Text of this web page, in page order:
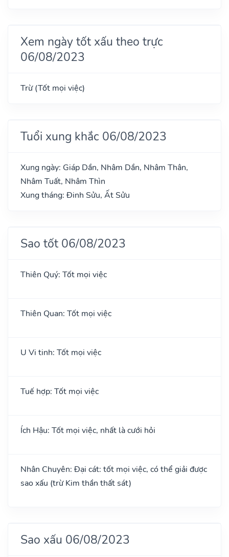
Xem ngày tốt xấu theo trực
06/08/2023
Trừ (Tốt mọi việc)
Tuổi xung khắc 06/08/2023
Xung ngày: Giáp Dần, Nhâm Dần, Nhâm Thân,
Nhâm Tuất, Nhâm Thìn
Xung tháng: Đinh Sửu, Ất Sửu
Sao tốt 06/08/2023
Thiên Quý: Tốt mọi việc
Thiên Quan: Tốt mọi việc
U Vi tinh: Tốt mọi việc
Tuế hợp: Tốt mọi việc
Ích Hậu: Tốt mọi việc, nhất là cưới hỏi
Nhân Chuyên: Đại cát: tốt mọi việc, có thể giải được
sao xấu (trừ Kim thần thất sát)
Sao xấu 06/08/2023